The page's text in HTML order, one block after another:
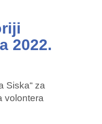
2022.
Siska“ za
volontera